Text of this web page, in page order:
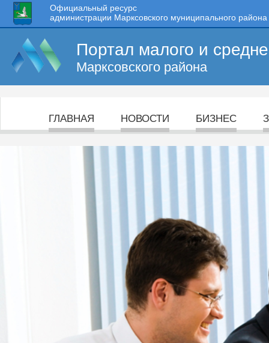
Официальный ресурс
администрации Марксовского муниципального района
Портал малого и
Марксовского района
ГЛАВНАЯ НОВОСТИ БИЗНЕС